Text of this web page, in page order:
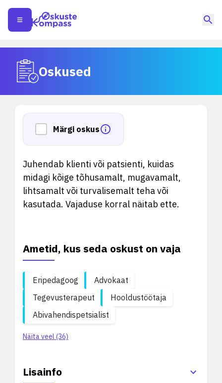
Oskused
Märgi oskus
Juhendab klienti või patsienti, kuidas
midagi kõige tõhusamalt, mugavamalt,
lihtsamalt või turvalisemalt teha või
kasutada. Vajaduse korral näitab ette.
Ametid, kus seda oskust on vaja
Eripedagoog
Advokaat
Tegevusterapeut
Hooldustöötaja
Abivahendispetsialist
Näita veel (36)
Lisainfo